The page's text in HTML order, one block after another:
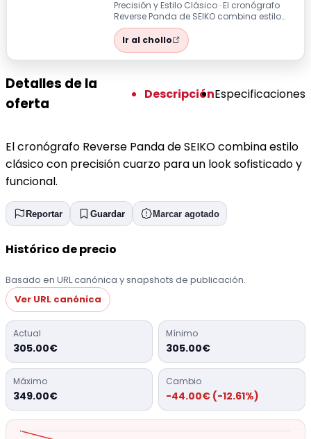
Precisión y Estilo Clásico · El cronógrafo
Reverse Panda de SEIKO combina estilo
clásico con precisión cuarzo para un...
Ir al chollo
Detalles de la
oferta
DescripciónEspecificaciones
El cronógrafo Reverse Panda de SEIKO combina estilo
clásico con precisión cuarzo para un look sofisticado y
funcional.
Reportar Guardar Marcar agotado
Histórico de precio
Basado en URL canónica y snapshots de publicación.
Ver URL canónica
Actual
305.00€
Mínimo
305.00€
Máximo
349.00€
Cambio
-44.00€ (-12.61%)